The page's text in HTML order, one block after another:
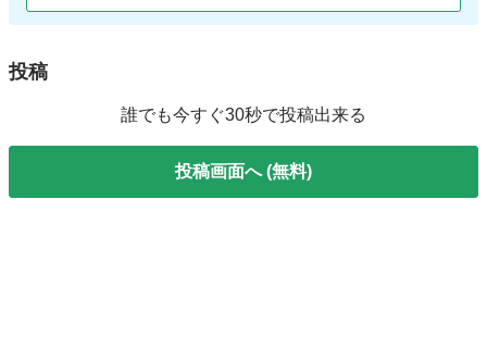
投稿
誰でも今すぐ30秒で投稿出来る
投稿画面へ (無料)